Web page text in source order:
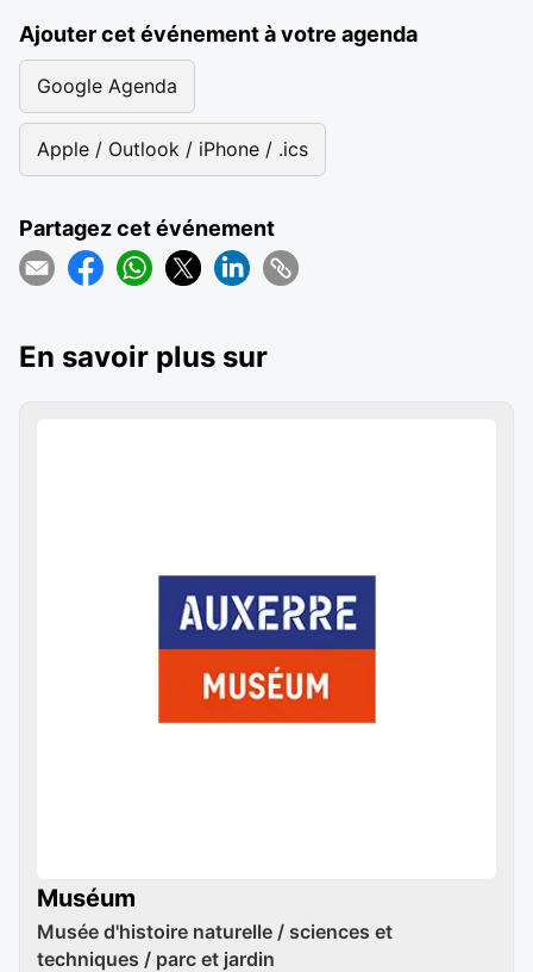
Ajouter cet événement à votre agenda
Google Agenda
Apple / Outlook / iPhone / .ics
Partagez cet événement
En savoir plus sur
Muséum
Musée d'histoire naturelle / sciences et
techniques / parc et jardin